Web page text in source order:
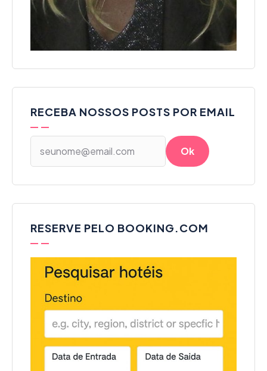
RECEBA NOSSOS POSTS POR EMAIL
RESERVE PELO BOOKING.COM